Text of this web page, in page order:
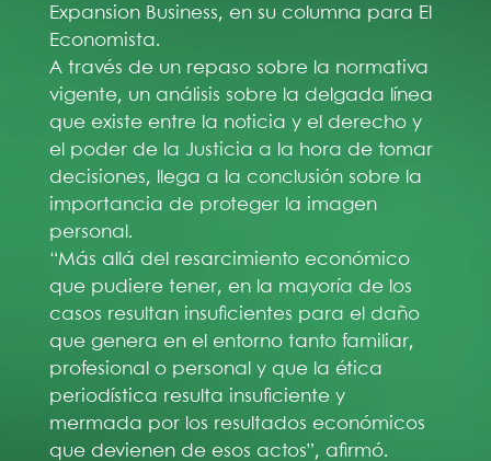
Expansion Business, en su columna para El
Economista.
A través de un repaso sobre la normativa
vigente, un análisis sobre la delgada línea
que existe entre la noticia y el derecho y
el poder de la Justicia a la hora de tomar
decisiones, llega a la conclusión sobre la
importancia de proteger la imagen
personal.
“Más allá del resarcimiento económico
que pudiere tener, en la mayoría de los
casos resultan insuficientes para el daño
que genera en el entorno tanto familiar,
profesional o personal y que la ética
periodística resulta insuficiente y
mermada por los resultados económicos
que devienen de esos actos”, afirmó.